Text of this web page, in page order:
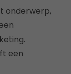
onderwerp,
een